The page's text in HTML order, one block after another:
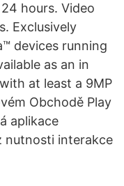
hours. Video
Exclusively
devices running
as an in
at least a 9MP
Obchodě Play
aplikace
nutnosti interakce